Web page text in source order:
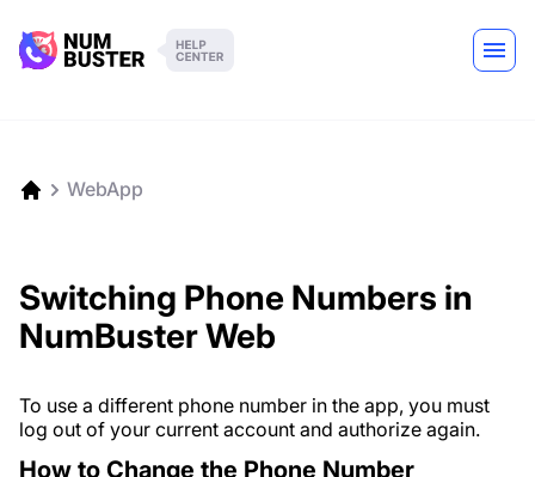
WebApp
Switching Phone Numbers in
NumBuster Web
To use a different phone number in the app, you must
log out of your current account and authorize again.
How to Change the Phone Number